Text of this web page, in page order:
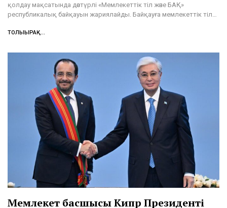
қолдау мақсатында дәстүрлі «Мемлекеттік тіл және БАҚ»
республикалық байқауын жариялайды. Байқауға мемлекеттік тіл…
ТОЛЫҒЫРАҚ...
Мемлекет басшысы Кипр Президенті